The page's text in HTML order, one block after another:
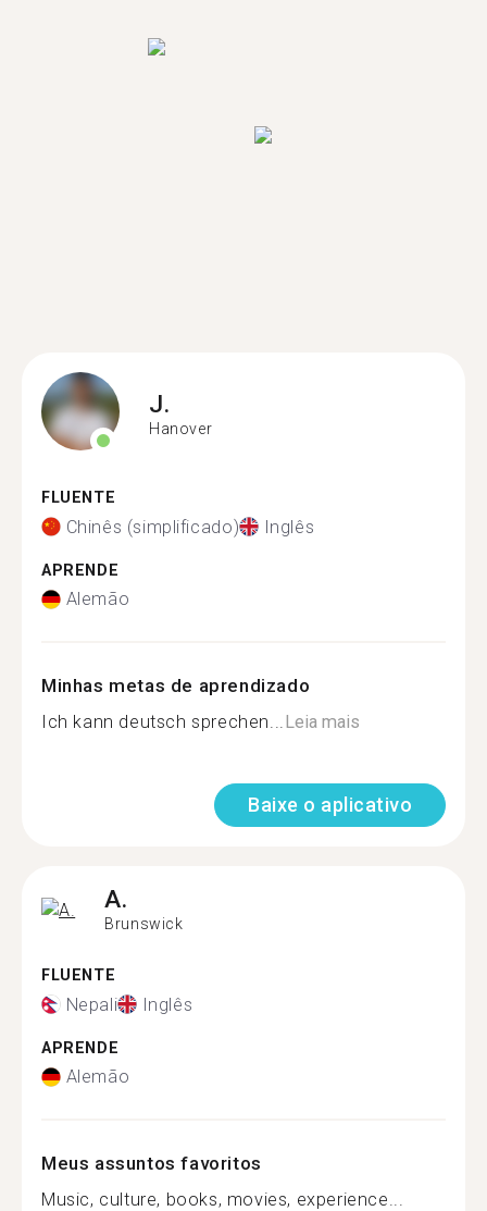
J.
Hanover
FLUENTE
Chinês (simplificado) Inglês
APRENDE
Alemão
Minhas metas de aprendizado
Ich kann deutsch sprechen...Leia mais
Baixe o aplicativo
A.
Brunswick
FLUENTE
Nepali Inglês
APRENDE
Alemão
Meus assuntos favoritos
Music, culture, books, movies, experience...